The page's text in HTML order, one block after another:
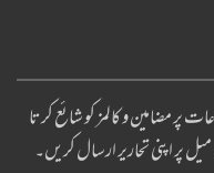
پر مضامین و کالمز کو شائع کرتا
پر اپنی تحاریر ارسال کریں۔